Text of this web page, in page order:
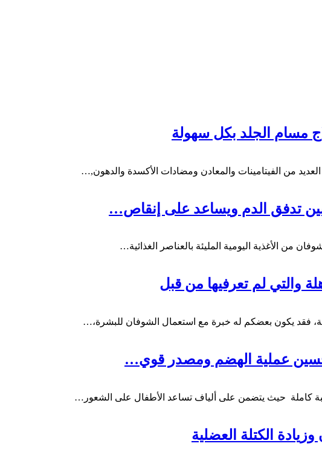
مسام الجلد بكل سهولة
من الفيتامينات والمعادن ومضادات الأكسدة والدهون,…
تدفق الدم ويساعد على إنقاص…
من الأغذية اليومية المليئة بالعناصر الغذائية…
والتي لم تعرفيها من قبل
فقد يكون بعضكم له خبرة مع استعمال الشوفان للبشرة،…
عملية الهضم ومصدر قوي…
كاملة حيث يتضمن على ألياف تساعد الأطفال على الشعور…
الكتلة العضلية